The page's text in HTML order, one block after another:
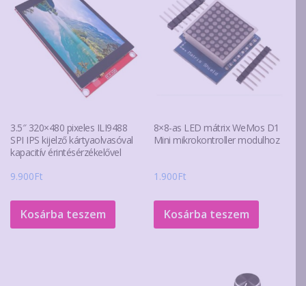
3.5″ 320×480 pixeles ILI9488
SPI IPS kijelző kártyaolvasóval
kapacitív érintésérzékelővel
9.900Ft
Kosárba teszem
8×8-as LED mátrix WeMos D1
Mini mikrokontroller modulhoz
1.900Ft
Kosárba teszem